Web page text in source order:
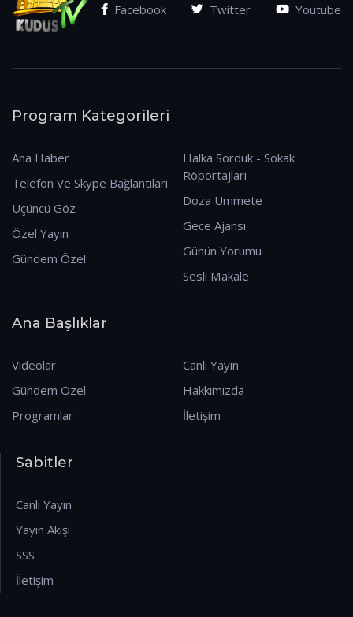
Facebook Twitter Youtube
Program Kategorileri
Ana Haber
Telefon Ve Skype Bağlantıları
Üçüncü Göz
Özel Yayın
Gündem Özel
Halka Sorduk - Sokak
Röportajları
Doza Ummete
Gece Ajansı
Günün Yorumu
Sesli Makale
Ana Başlıklar
Videolar
Gündem Özel
Programlar
Canlı Yayın
Hakkımızda
İletişim
Sabitler
Canlı Yayın
Yayın Akışı
SSS
İletişim